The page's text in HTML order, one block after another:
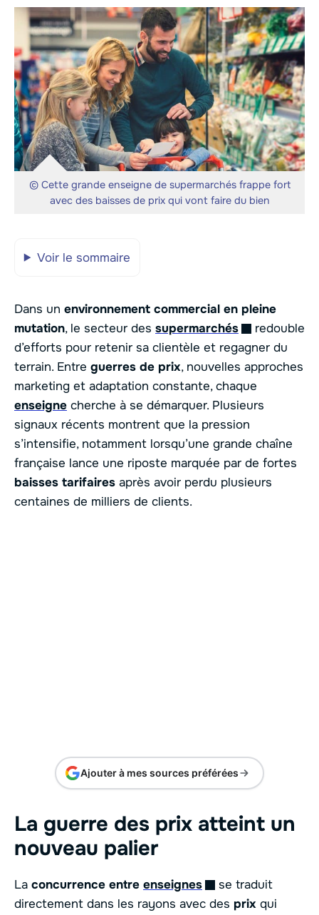
© Cette grande enseigne de supermarchés frappe fort
avec des baisses de prix qui vont faire du bien
Voir le sommaire
Dans un environnement commercial en pleine
mutation, le secteur des supermarchés
redouble
d’efforts pour retenir sa clientèle et regagner du
terrain. Entre guerres de prix, nouvelles approches
marketing et adaptation constante, chaque
enseigne cherche à se démarquer. Plusieurs
signaux récents montrent que la pression
s’intensifie, notamment lorsqu’une grande chaîne
française lance une riposte marquée par de fortes
baisses tarifaires après avoir perdu plusieurs
centaines de milliers de clients.
Ajouter à mes sources préférées
La guerre des prix atteint un
nouveau palier
La concurrence entre enseignes
se traduit
directement dans les rayons avec des prix qui